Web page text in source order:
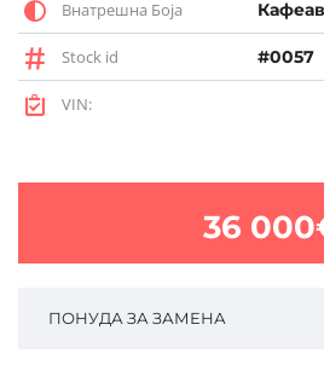
Внатрешна Боја
Stock id #0057
VIN:
36
ПОНУДА ЗА ЗАМЕНА